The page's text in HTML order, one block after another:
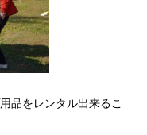
品をレンタル出来るこ